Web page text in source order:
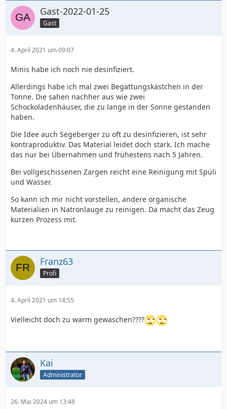
Gast-2022-01-25
Gast
4. April 2021 um 09:07
Minis habe ich noch nie desinfiziert.
Allerdings habe ich mal zwei Begattungskästchen in der
Tonne. Die sahen nachher aus wie zwei
Schockoladenhäuser, die zu lange in der Sonne gestanden
haben.
Die Idee auch Segeberger zu oft zu desinfizieren, ist sehr
kontraproduktiv. Das Material leidet doch stark. Ich mache
das nur bei Übernahmen und frühestens nach 5 Jahren.
Bei vollgeschissenen Zargen reicht eine Reinigung mit Spüli
und Wasser.
So kann ich mir nicht vorstellen, andere organische
Materialien in Natronlauge zu reinigen. Da macht das Zeug
kurzen Prozess mit.
Franz63
Profi
4. April 2021 um 14:55
Vielleicht doch zu warm gewaschen????
Kai
Administrator
26. Mai 2024 um 13:48